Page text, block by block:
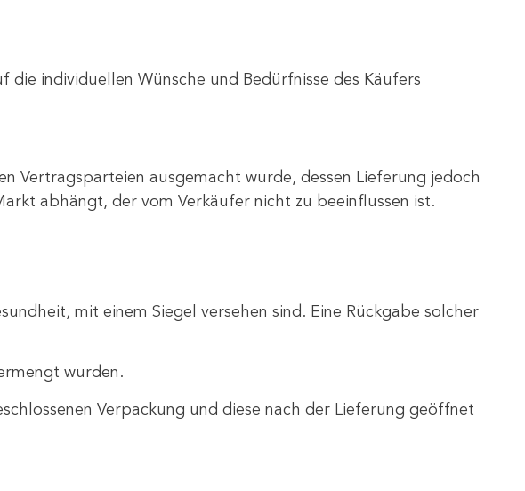
individuellen Wünsche und Bedürfnisse des Käufers
Vertragsparteien ausgemacht wurde, dessen Lieferung jedoch
abhängt, der vom Verkäufer nicht zu beeinflussen ist.
mit einem Siegel versehen sind. Eine Rückgabe solcher
wurden.
Verpackung und diese nach der Lieferung geöffnet